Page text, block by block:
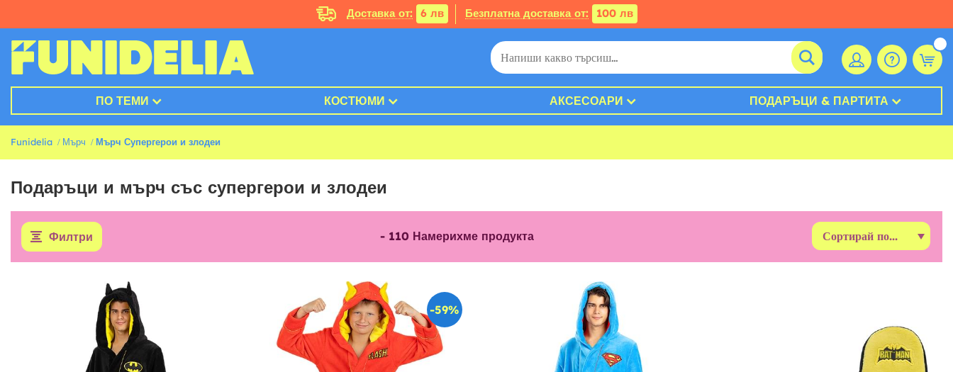
Доставка от: 6 лв Безплатна доставка от: 100 лв
ПО ТЕМИ КОСТЮМИ АКСЕСОАРИ ПОДАРЪЦИ & ПАРТИТА
Funidelia Мърч Мърч Супергерои и злодеи
Подаръци и мърч със супергерои и злодеи
Филтри - 110 Намерихме продукта
-59%